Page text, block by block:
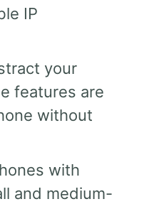
IP
your
features are
without
with
and medium-